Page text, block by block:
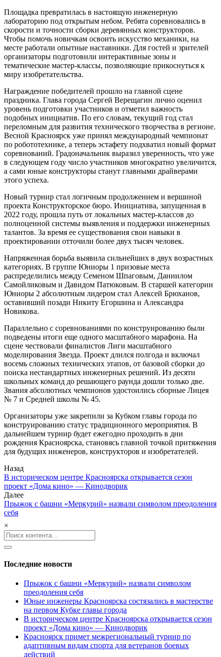
Площадка превратилась в настоящую инженерную
лабораторию под открытым небом. Ребята соревновались в
скорости и точности сборки деревянных конструкторов.
Чтобы помочь новичкам освоить искусство механики, на
месте работали опытные наставники. Для гостей и зрителей
организаторы подготовили интерактивные зоны и
тематические мастер-классы, позволяющие прикоснуться к
миру изобретательства.
Награждение победителей прошло на главной сцене
праздника. Глава города Сергей Верещагин лично оценил
уровень подготовки участников и отметил важность
подобных инициатив. По его словам, текущий год стал
переломным для развития технического творчества в регионе.
Весной Красноярск уже принял международный чемпионат
по робототехнике, а теперь эстафету подхватил новый формат
соревнований. Градоначальник выразил уверенность, что уже
в следующем году число участников многократно увеличится,
а сами юные конструкторы станут главными драйверами
этого успеха.
Новый турнир стал логичным продолжением и вершиной
проекта Конструкторское бюро. Инициатива, запущенная в
2022 году, прошла путь от локальных мастер-классов до
полноценной системы выявления и поддержки инженерных
талантов. За время ее существования свои навыки в
проектировании отточили более двух тысяч человек.
Напряженная борьба выявила сильнейших в двух возрастных
категориях. В группе Юниоры 1 призовые места
распределились между Семеном Шпаговым, Даниилом
Самойликовым и Давидом Патюковым. В старшей категории
Юниоры 2 абсолютным лидером стал Алексей Брюханов,
оставивший позади Никиту Егоршина и Александра
Новикова.
Параллельно с соревнованиями по конструированию были
подведены итоги еще одного масштабного марафона. На
сцене чествовали финалистов Лиги масштабного
моделирования Звезда. Проект длился полгода и включал
восемь сложных технических этапов, от базовой сборки до
поиска нестандартных инженерных решений. Из десяти
школьных команд до решающего раунда дошли только две.
Звания абсолютных чемпионов удостоились сборные Лицея
№ 7 и Средней школы № 45.
Организаторы уже закрепили за Кубком главы города по
конструированию статус традиционного мероприятия. В
дальнейшем турнир будет ежегодно проходить в дни
рождения Красноярска, становясь главной точкой притяжения
для будущих инженеров, конструкторов и изобретателей.
Post
navigation
Назад
В историческом центре Красноярска открывается сезон
проект «Дома кино» — Кинодворик
Далее
Прыжок с башни «Меркурий» назвали символом преодоления
себя
×
Search
for:
Последние новости
Прыжок с башни «Меркурий» назвали символом
преодоления себя
Юные инженеры Красноярска состязались в мастерстве
на первом Кубке главы города
В историческом центре Красноярска открывается сезон
проект «Дома кино» — Кинодворик
Красноярск примет межрегиональный турнир по
адаптивным видам спорта для ветеранов боевых
действий